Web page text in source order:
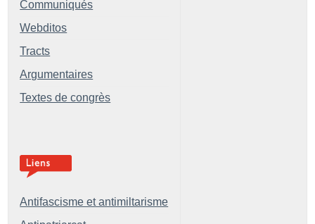
Communiqués
Webditos
Tracts
Argumentaires
Textes de congrès
Antifascisme et antimiltarisme